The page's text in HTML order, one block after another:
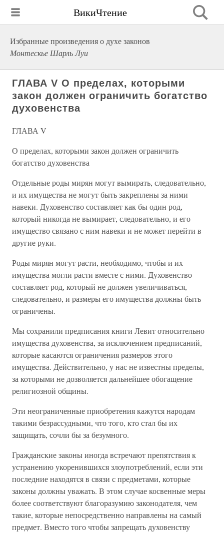
ВикиЧтение
Избранные произведения о духе законов
Монтескье Шарль Луи
ГЛАВА V О пределах, которыми
закон должен ограничить богатство
духовенства
ГЛАВА V
О пределах, которыми закон должен ограничить
богатство духовенства
Отдельные роды мирян могут вымирать, следовательно,
и их имущества не могут быть закреплены за ними
навеки. Духовенство составляет как бы один род,
который никогда не вымирает, следовательно, и его
имущество связано с ним навеки и не может перейти в
другие руки.
Роды мирян могут расти, необходимо, чтобы и их
имущества могли расти вместе с ними. Духовенство
составляет род, который не должен увеличиваться,
следовательно, и размеры его имущества должны быть
ограничены.
Мы сохранили предписания книги Левит относительно
имущества духовенства, за исключением предписаний,
которые касаются ограничения размеров этого
имущества. Действительно, у нас не известны пределы,
за которыми не дозволяется дальнейшее обогащение
религиозной общины.
Эти неограниченные приобретения кажутся народам
такими безрассудными, что того, кто стал бы их
защищать, сочли бы за безумного.
Гражданские законы иногда встречают препятствия к
устранению укоренившихся злоупотреблений, если эти
последние находятся в связи с предметами, которые
законы должны уважать. В этом случае косвенные меры
более соответствуют благоразумию законодателя, чем
такие, которые непосредственно направлены на самый
предмет. Вместо того чтобы запрещать духовенству